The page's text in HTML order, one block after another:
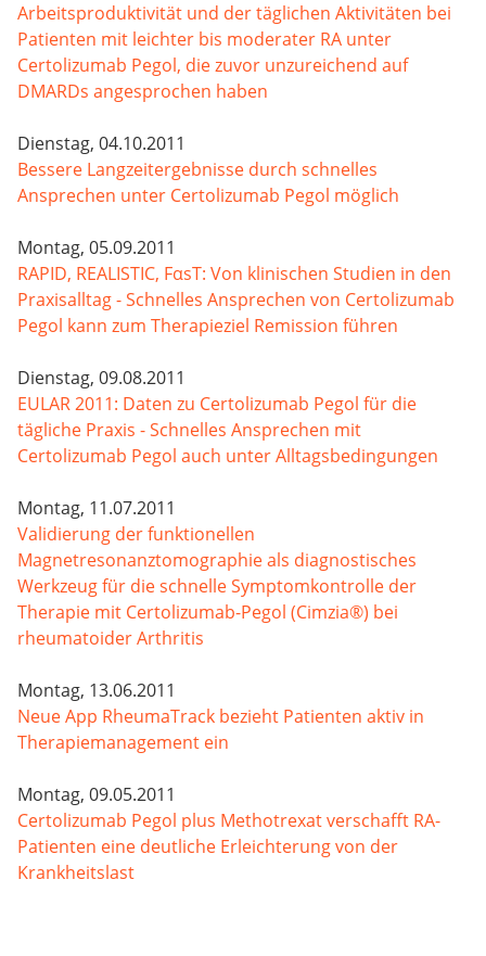
Arbeitsproduktivität und der täglichen Aktivitäten bei
Patienten mit leichter bis moderater RA unter
Certolizumab Pegol, die zuvor unzureichend auf
DMARDs angesprochen haben
Dienstag, 04.10.2011
Bessere Langzeitergebnisse durch schnelles
Ansprechen unter Certolizumab Pegol möglich
Montag, 05.09.2011
RAPID, REALISTIC, FαsT: Von klinischen Studien in den
Praxisalltag - Schnelles Ansprechen von Certolizumab
Pegol kann zum Therapieziel Remission führen
Dienstag, 09.08.2011
EULAR 2011: Daten zu Certolizumab Pegol für die
tägliche Praxis - Schnelles Ansprechen mit
Certolizumab Pegol auch unter Alltagsbedingungen
Montag, 11.07.2011
Validierung der funktionellen
Magnetresonanztomographie als diagnostisches
Werkzeug für die schnelle Symptomkontrolle der
Therapie mit Certolizumab-Pegol (Cimzia®) bei
rheumatoider Arthritis
Montag, 13.06.2011
Neue App RheumaTrack bezieht Patienten aktiv in
Therapiemanagement ein
Montag, 09.05.2011
Certolizumab Pegol plus Methotrexat verschafft RA-
Patienten eine deutliche Erleichterung von der
Krankheitslast